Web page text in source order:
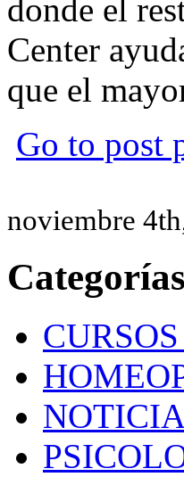
donde el
Center
que el
Go to post
noviembre
Categorías